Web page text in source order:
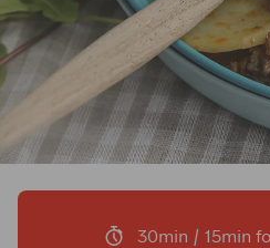
30min / 15min